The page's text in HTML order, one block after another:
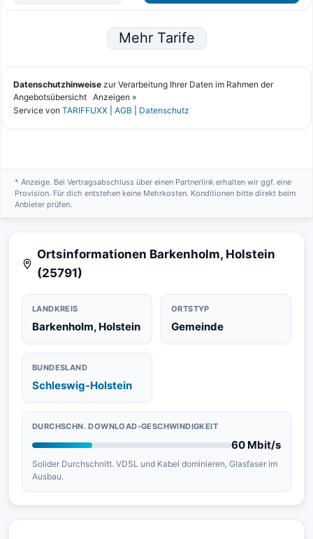
* Anzeige. Bei Vertragsabschluss über einen Partnerlink erhalten wir ggf. eine
Provision. Für dich entstehen keine Mehrkosten. Konditionen bitte direkt beim
Anbieter prüfen.
Ortsinformationen Barkenholm, Holstein
(25791)
LANDKREIS
Barkenholm, Holstein
ORTSTYP
Gemeinde
BUNDESLAND
Schleswig-Holstein
DURCHSCHN. DOWNLOAD-GESCHWINDIGKEIT
60 Mbit/s
Solider Durchschnitt. VDSL und Kabel dominieren, Glasfaser im
Ausbau.